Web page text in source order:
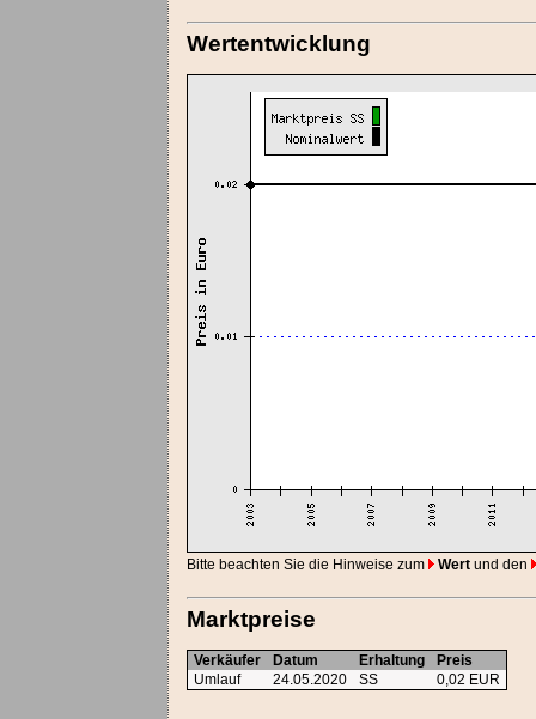
Wertentwicklung
Bitte beachten Sie die Hinweise zum Wert und den
Marktpreise
Verkäufer Datum Erhaltung
Preis
Umlauf
24.05.2020 SS 0,02 EUR